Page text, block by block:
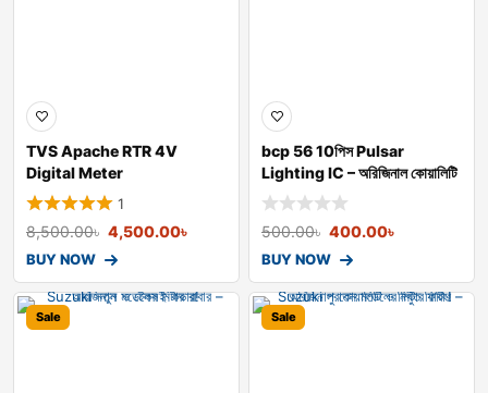
TVS Apache RTR 4V
Digital Meter
1
8,500.00৳ 4,500.00৳
BUY NOW
bcp 56 10পিস Pulsar
Lighting IC – অরিজিনাল কোয়ালিটি
ও স্
500.00৳ 400.00৳
BUY NOW
Sale Sale